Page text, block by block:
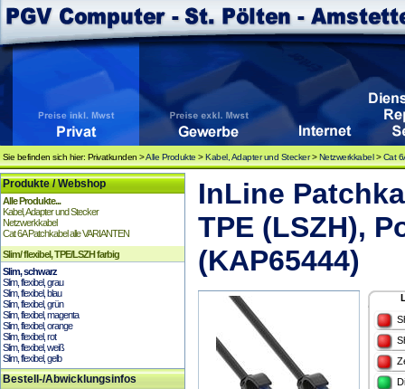
Sie befinden sich hier: Privatkunden >Alle Produkte >Kabel, Adapter und Stecker>Netzwerkkabel>Cat
Produkte / Webshop
Alle Produkte...
Kabel, Adapter und Stecker
Netzwerkkabel
Cat 6A Patchkabel alle VARIANTEN
Slim/ flexibel, TPE/LSZH farbig
Slim, schwarz
Slim, flexibel, grau
Slim, flexibel, blau
Slim, flexibel, grün
Slim, flexibel, magenta
Slim, flexibel, orange
Slim, flexibel, rot
Slim, flexibel, weiß
Slim, flexibel, gelb
Bestell-/Abwicklungsinfos
InLine
TPE (LSZH),
(KAP65444)